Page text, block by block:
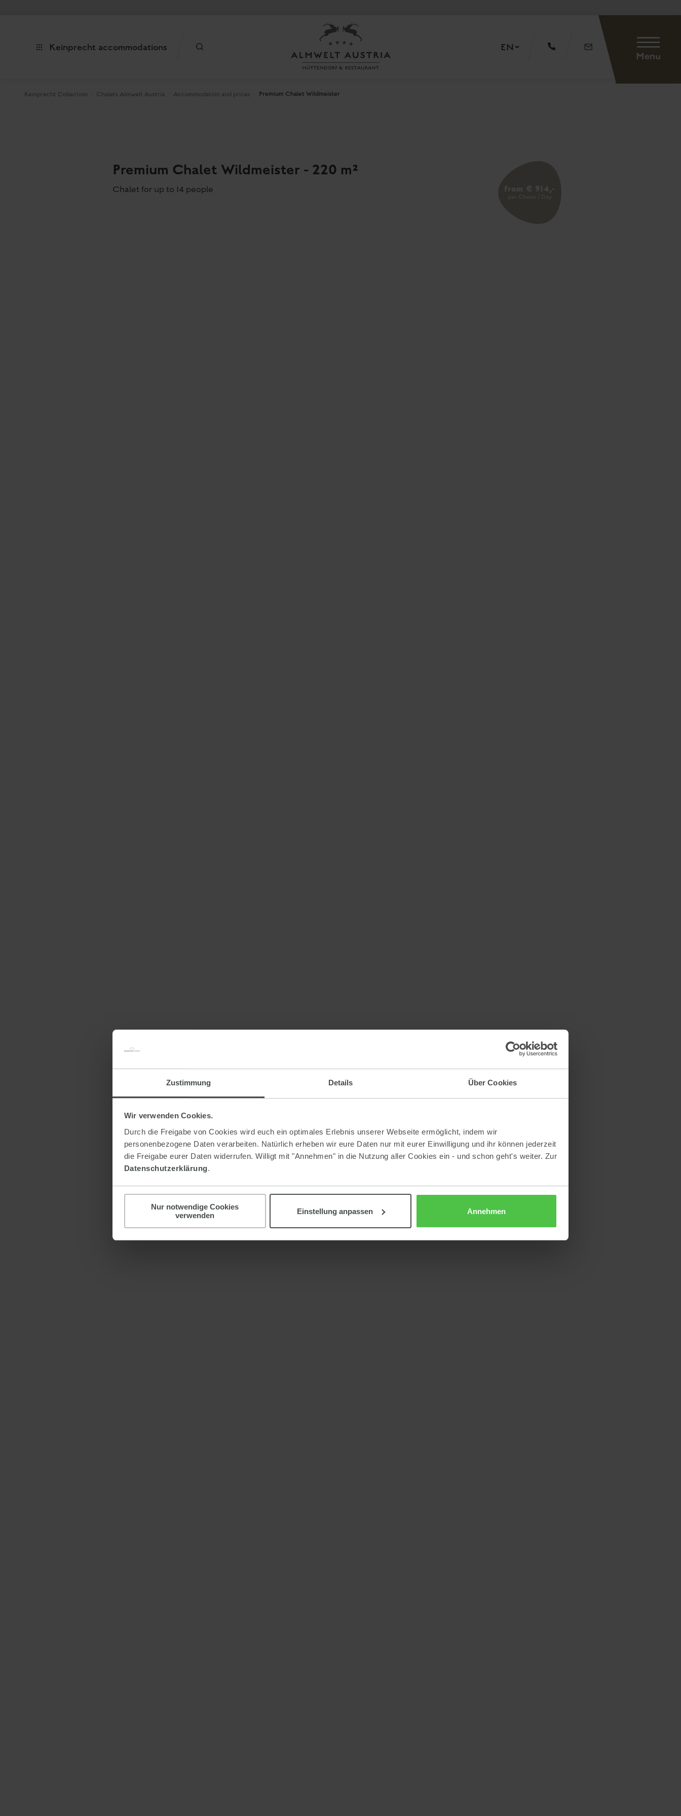
Zustimmung Details Über Cookies
Wir verwenden Cookies.
Durch die Freigabe von Cookies wird euch ein optimales Erlebnis unserer Webseite ermöglicht, indem wir
personenbezogene Daten verarbeiten. Natürlich erheben wir eure Daten nur mit eurer Einwilligung und ihr können jederzeit
die Freigabe eurer Daten widerrufen. Willigt mit "Annehmen" in die Nutzung aller Cookies ein - und schon geht's weiter. Zur
Datenschutzerklärung.
Nur notwendige Cookies
verwenden
Einstellung anpassen Annehmen
Keinprecht accommodations EN
Menu
Keinprecht Collection Chalets Almwelt Austria Accommodation and prices Premium Chalet Wildmeister
per Chalet / Day
from € 914,-
Premium Chalet Wildmeister - 220 m²
Chalet for up to 14 people